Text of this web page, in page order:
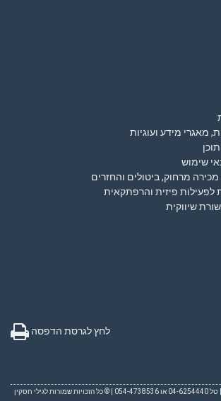
מאגרי מידע ועוגיות
שימוש
מרחוק, ביטולים והחזרים
לפעילות פיזית והרפתקאית
שיווקית
לחץ לגרסת הדפסה
| טל 04-6254440 או 054-4738536 | © כל הזכויות שמורות לגילי חסקין